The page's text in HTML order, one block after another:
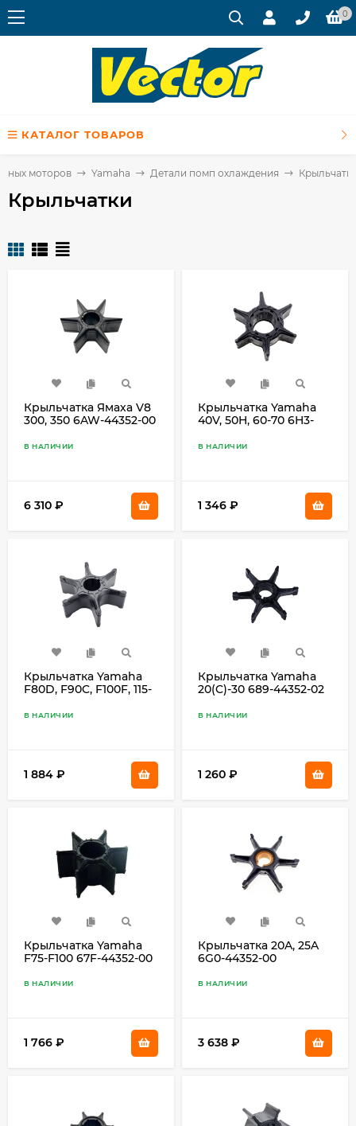
0
КАТАЛОГ ТОВАРОВ
моторов Yamaha Детали помп охлаждения
Крыльчатки
Крыльчатка Ямаха V8
300, 350 6AW-44352-00
В НАЛИЧИИ
6 310 ₽
Крыльчатка Yamaha
40V, 50H, 60-70 6H3-
В НАЛИЧИИ
1 346 ₽
Крыльчатка Yamaha
F80D, F90C, F100F, 115-
В НАЛИЧИИ
1 884 ₽
Крыльчатка Yamaha
20(C)-30 689-44352-02
В НАЛИЧИИ
1 260 ₽
Крыльчатка Yamaha
F75-F100 67F-44352-00
В НАЛИЧИИ
1 766 ₽
Крыльчатка 20A, 25A
6G0-44352-00
В НАЛИЧИИ
3 638 ₽